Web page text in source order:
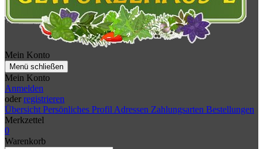
Mein Konto
Menü schließen
Mein Konto
Anmelden
oder registrieren
Übersicht Persönliches Profil Adressen Zahlungsarten Bestellungen
Merkzettel
0
Warenkorb